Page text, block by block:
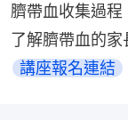
臍帶血收集過
了解臍帶血的家
講座報名連結